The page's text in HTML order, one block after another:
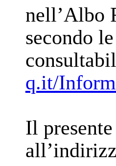
nell’Albo
secondo
q.it/
Il